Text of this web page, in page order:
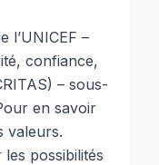
l’UNICEF –
confiance,
– sous-
en savoir
valeurs.
possibilités